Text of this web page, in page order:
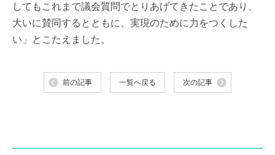
してもこれまで議会質問でとりあげてきたことであり、
大いに賛同するとともに、実現のために力をつくした
い」とこたえました。
前の記事 一覧へ戻る 次の記事